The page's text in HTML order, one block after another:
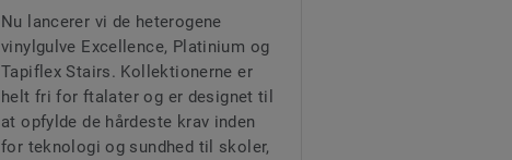
Nu lancerer vi de heterogene
vinylgulve Excellence, Platinium og
Tapiflex Stairs. Kollektionerne er
helt fri for ftalater og er designet til
at opfylde de hårdeste krav inden
for teknologi og sundhed til skoler,